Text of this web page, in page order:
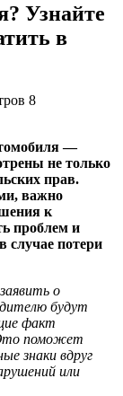
Узнайте
в
8
—
не только
прав.
важно
к
проблем и
случае потери
о
будут
факт
поможет
знаки вдруг
или